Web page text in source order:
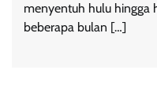
menyentuh hulu hingga
beberapa bulan […]